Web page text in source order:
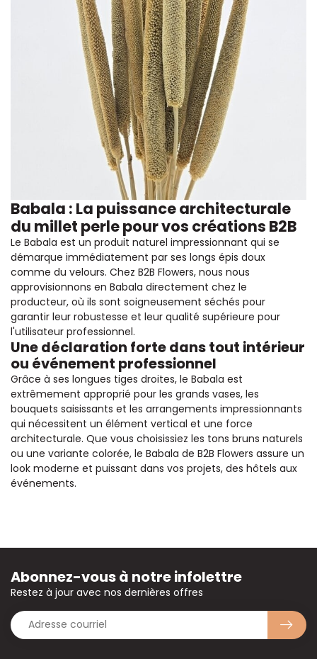
Babala : La puissance architecturale
du millet perle pour vos créations B2B
Le Babala est un produit naturel impressionnant qui se
démarque immédiatement par ses longs épis doux
comme du velours. Chez B2B Flowers, nous nous
approvisionnons en Babala directement chez le
producteur, où ils sont soigneusement séchés pour
garantir leur robustesse et leur qualité supérieure pour
l'utilisateur professionnel.
Une déclaration forte dans tout intérieur
ou événement professionnel
Grâce à ses longues tiges droites, le Babala est
extrêmement approprié pour les grands vases, les
bouquets saisissants et les arrangements impressionnants
qui nécessitent un élément vertical et une force
architecturale. Que vous choisissiez les tons bruns naturels
ou une variante colorée, le Babala de B2B Flowers assure un
look moderne et puissant dans vos projets, des hôtels aux
événements.
Abonnez-vous à notre infolettre
Restez à jour avec nos dernières offres